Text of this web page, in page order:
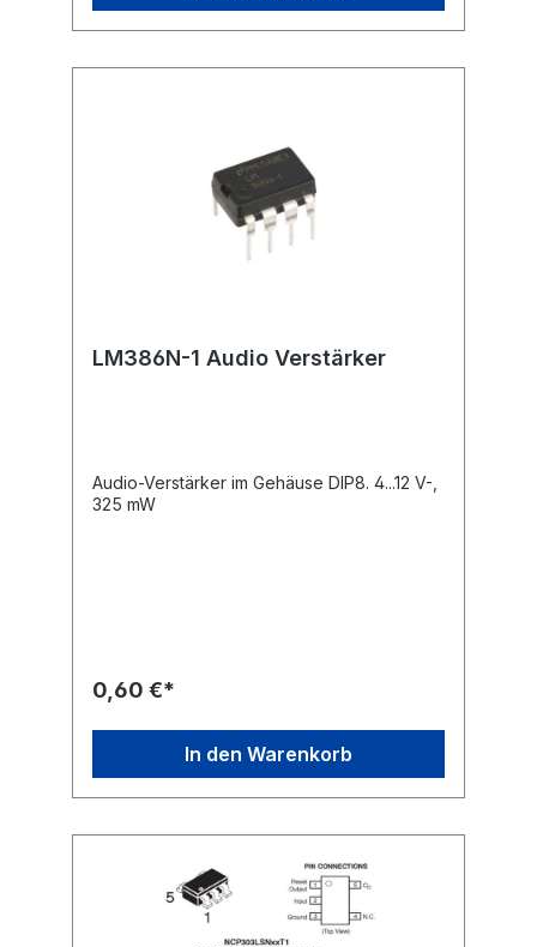
LM386N-1 Audio Verstärker
Audio-Verstärker im Gehäuse DIP8. 4...12 V-,
325 mW
0,60 €*
In den Warenkorb